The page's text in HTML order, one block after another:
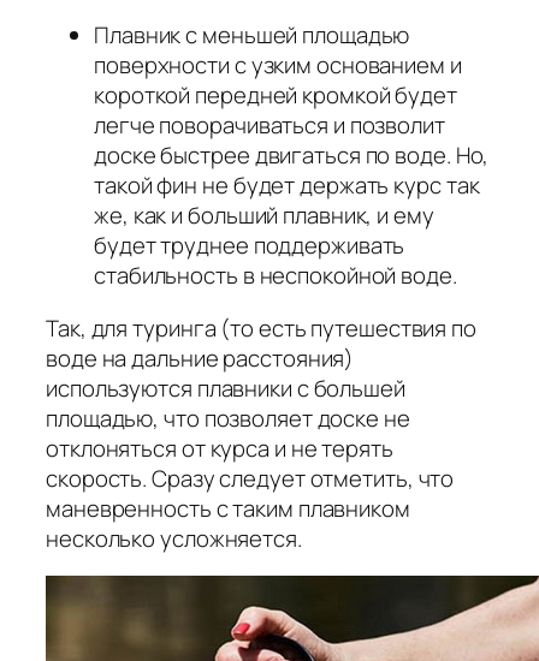
Плавник с меньшей площадью
поверхности с узким основанием и
короткой передней кромкой будет
легче поворачиваться и позволит
доске быстрее двигаться по воде. Но,
такой фин не будет держать курс так
же, как и больший плавник, и ему
будет труднее поддерживать
стабильность в неспокойной воде.
Так, для туринга (то есть путешествия по
воде на дальние расстояния)
используются плавники с большей
площадью, что позволяет доске не
отклоняться от курса и не терять
скорость. Сразу следует отметить, что
маневренность с таким плавником
несколько усложняется.